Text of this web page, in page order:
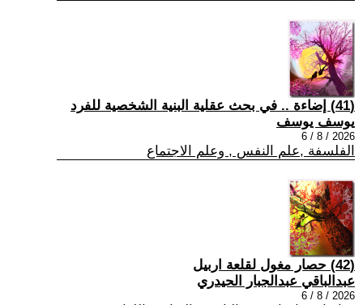
(41) إضاءة .. في بحث عقلية البنية الشخصية للفرد
يوسف يوسف
2026 / 8 / 6
الفلسفة ,علم النفس , وعلم الاجتماع
(42) حصار مغول لقلعة اربيل
عبدالباقي عبدالجبار الحيدري
2026 / 8 / 6